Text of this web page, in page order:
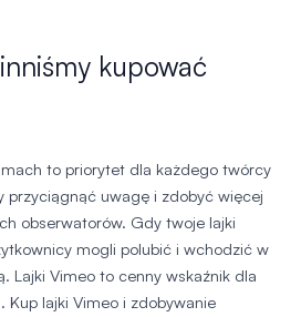
kupować
to priorytet dla każdego twórcy
przyciągnąć uwagę i zdobyć więcej
obserwatorów. Gdy twoje lajki
mogli polubić i wchodzić w
Lajki Vimeo to cenny wskaźnik dla
lajki Vimeo i zdobywanie